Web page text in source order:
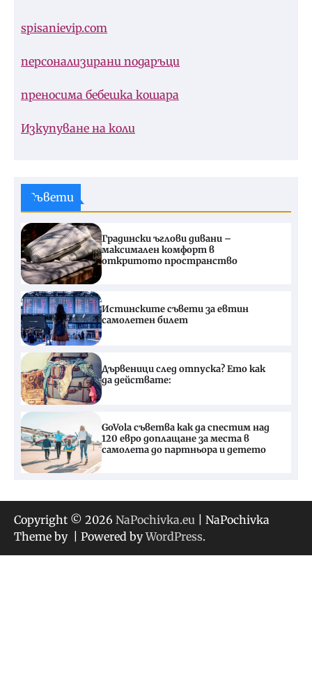
spisanievip.com
персонализирани подаръци
преносима бебешка кошара
Изкупуване на коли
Съвети
Градински ъглови дивани –
максимален комфорт в
откритото пространство
Истинските съвети за евтин
самолетен билет
Дървеници след отпуска? Ето как
да действате:
GoVola съветва как да спестим над
120 евро доплащане за места в
самолета до партньора и детето
Copyright © 2026 NaPochivka.eu | NaPochivka
Theme by
| Powered byWordPress.